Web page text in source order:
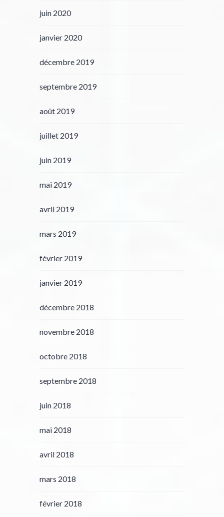
juin 2020
janvier 2020
décembre 2019
septembre 2019
août 2019
juillet 2019
juin 2019
mai 2019
avril 2019
mars 2019
février 2019
janvier 2019
décembre 2018
novembre 2018
octobre 2018
septembre 2018
juin 2018
mai 2018
avril 2018
mars 2018
février 2018